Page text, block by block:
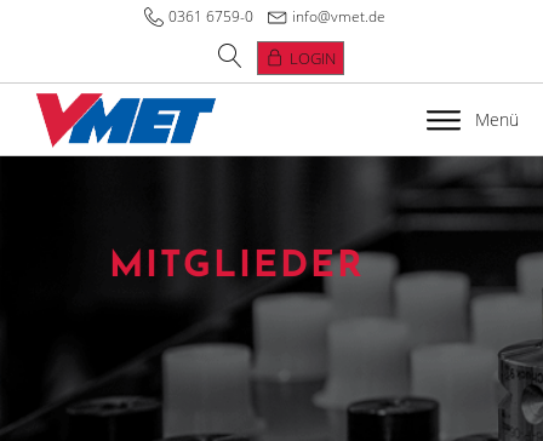
0361 6759-0 info@vmet.de
LOGIN
Menü
MITGLIEDER